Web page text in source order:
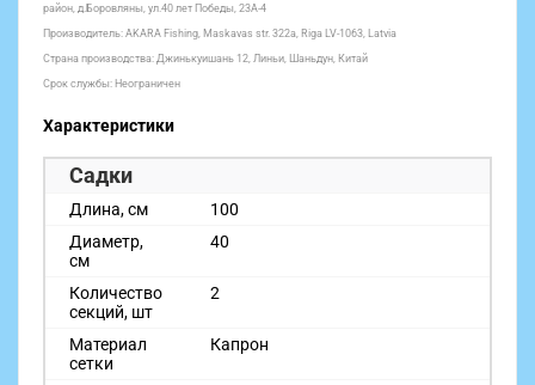
район, д.Боровляны, ул.40 лет Победы, 23А-4
Производитель: AKARA Fishing, Maskavas str. 322a, Riga LV-1063, Latvia
Страна производства: Джинькуишань 12, Линьи, Шаньдун, Китай
Срок службы: Неограничен
Характеристики
Садки
Длина, см
100
Диаметр,
см
40
Количество
секций, шт
2
Материал
сетки
Капрон